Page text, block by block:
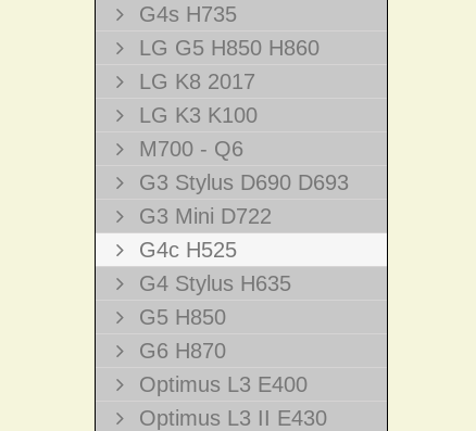
G4s H735
LG G5 H850 H860
LG K8 2017
LG K3 K100
M700 - Q6
G3 Stylus D690 D693
G3 Mini D722
G4c H525
G4 Stylus H635
G5 H850
G6 H870
Optimus L3 E400
Optimus L3 II E430